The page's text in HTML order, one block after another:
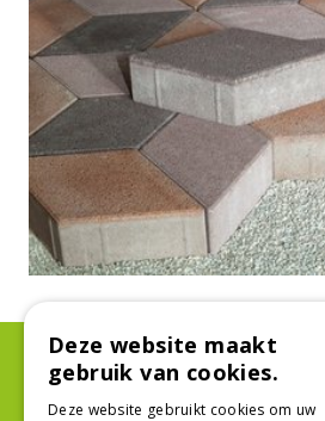
Deze website maakt
gebruik van cookies.
Deze website gebruikt cookies om uw